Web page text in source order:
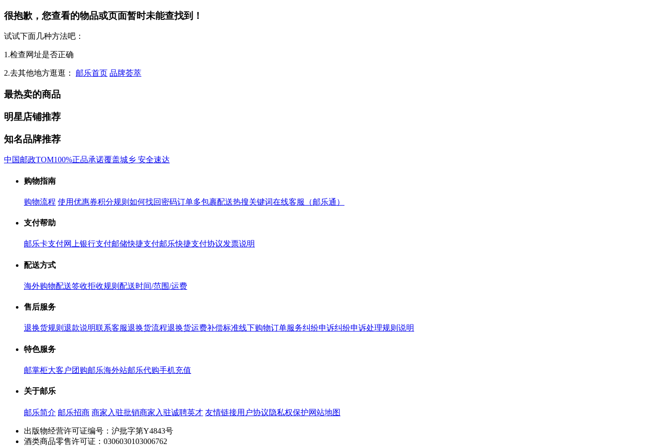
很抱歉，您查看的物品或页面暂时未能查找到！
试试下面几种方法吧：
1.检查网址是否正确
2.去其他地方逛逛： 邮乐首页 品牌荟萃
最热卖的商品
明星店铺推荐
知名品牌推荐
中国邮政TOM100%正品承诺覆盖城乡 安全速达
购物指南
购物流程 使用优惠券积分规则 如何找回密码订单多包裹配送热搜关键词在线客服（邮乐通）
支付帮助
邮乐卡支付网上银行支付邮储快捷支付邮乐快捷支付协议发票说明
配送方式
海外购物配送签收拒收规则 配送时间/范围/运费
售后服务
退换货规则 退款说明联系客服退换货流程退换货运费补偿标准线下购物订单服务纠纷申诉纠纷申诉处理规则说明
特色服务
邮掌柜大客户团购邮乐海外站邮乐代购手机充值
关于邮乐
邮乐简介 邮乐招商 商家入驻批销商家入驻诚聘英才 友情链接用户协议隐私权保护网站地图
出版物经营许可证编号：沪批字第Y4843号
酒类商品零售许可证：0306030103006762